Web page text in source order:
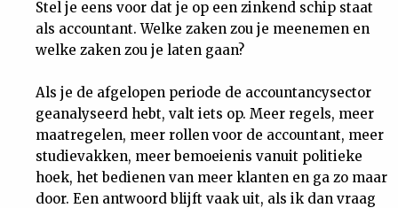
Stel je eens voor dat je op een zinkend schip staat
als accountant. Welke zaken zou je meenemen en
welke zaken zou je laten gaan?
Als je de afgelopen periode de accountancysector
geanalyseerd hebt, valt iets op. Meer regels, meer
maatregelen, meer rollen voor de accountant, meer
studievakken, meer bemoeienis vanuit politieke
hoek, het bedienen van meer klanten en ga zo maar
door. Een antwoord blijft vaak uit, als ik dan vraag